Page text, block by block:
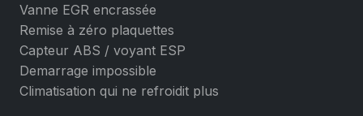
Vanne EGR encrassée
Remise à zéro plaquettes
Capteur ABS / voyant ESP
Demarrage impossible
Climatisation qui ne refroidit plus